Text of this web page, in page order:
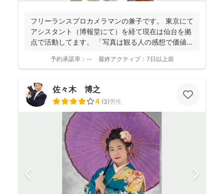
フリーランスプロカメラマンの兼子です。 東京にて
アシスタント（博報堂にて）を経て現在は仙台を拠
点で活動してます。 「写真は観る人の感想で価値観
予約承諾率： -- 最終アクティブ： 7日以上前
佐々木 博之
4 (3)男性